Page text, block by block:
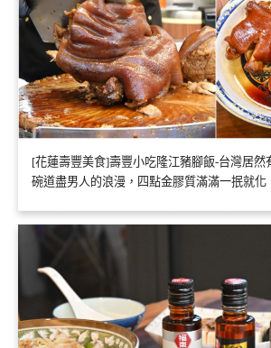
[花蓮壽豐美食]壽豐小吃隆江豬腳飯-台灣居然
碗道盡男人的浪漫，四點金膠質滿滿一抿就化